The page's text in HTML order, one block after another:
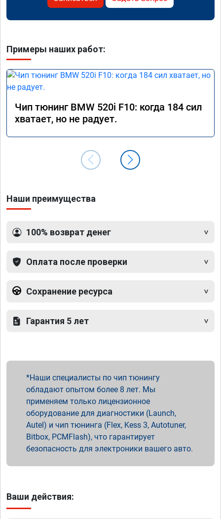
Примеры наших работ:
Чип тюнинг BMW 520i F10: когда 184 сил
хватает, но не радует.
Наши преимущества
100% возврат денег
Оплата после проверки
Сохранение ресурса
Гарантия 5 лет
Наши специалисты по чип тюнингу
обладают опытом более 8 лет. Мы
применяем только лицензионное
оборудование для диагностики (Launch,
Autel) и чип тюнинга (Flex, Kess 3, Autotuner,
Bitbox, PCMFlash), что гарантирует
безопасность для электроники вашего авто.
Ваши действия: